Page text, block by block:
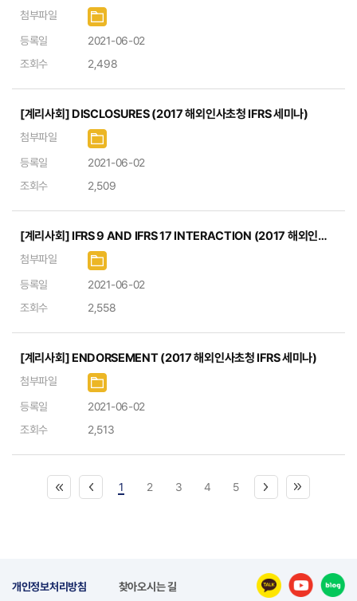
첨부파일
등록일
2021-06-02
조회수
2,498
[계리사회] DISCLOSURES (2017 해외인사초청 IFRS 세미나)
첨부파일
등록일
2021-06-02
조회수
2,509
[계리사회] IFRS 9 AND IFRS 17 INTERACTION (2017 해외인사초청 IFRS 세미나)
첨부파일
등록일
2021-06-02
조회수
2,558
[계리사회] ENDORSEMENT (2017 해외인사초청 IFRS 세미나)
첨부파일
등록일
2021-06-02
조회수
2,513
1 2 3 4 5
개인정보처리방침 찾아오시는 길